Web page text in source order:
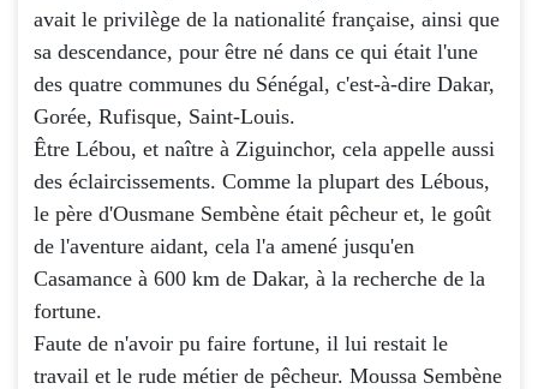
avait le privilège de la nationalité française, ainsi que
sa descendance, pour être né dans ce qui était l'une
des quatre communes du Sénégal, c'est-à-dire Dakar,
Gorée, Rufisque, Saint-Louis.
Être Lébou, et naître à Ziguinchor, cela appelle aussi
des éclaircissements. Comme la plupart des Lébous,
le père d'Ousmane Sembène était pêcheur et, le goût
de l'aventure aidant, cela l'a amené jusqu'en
Casamance à 600 km de Dakar, à la recherche de la
fortune.
Faute de n'avoir pu faire fortune, il lui restait le
travail et le rude métier de pêcheur. Moussa Sembène